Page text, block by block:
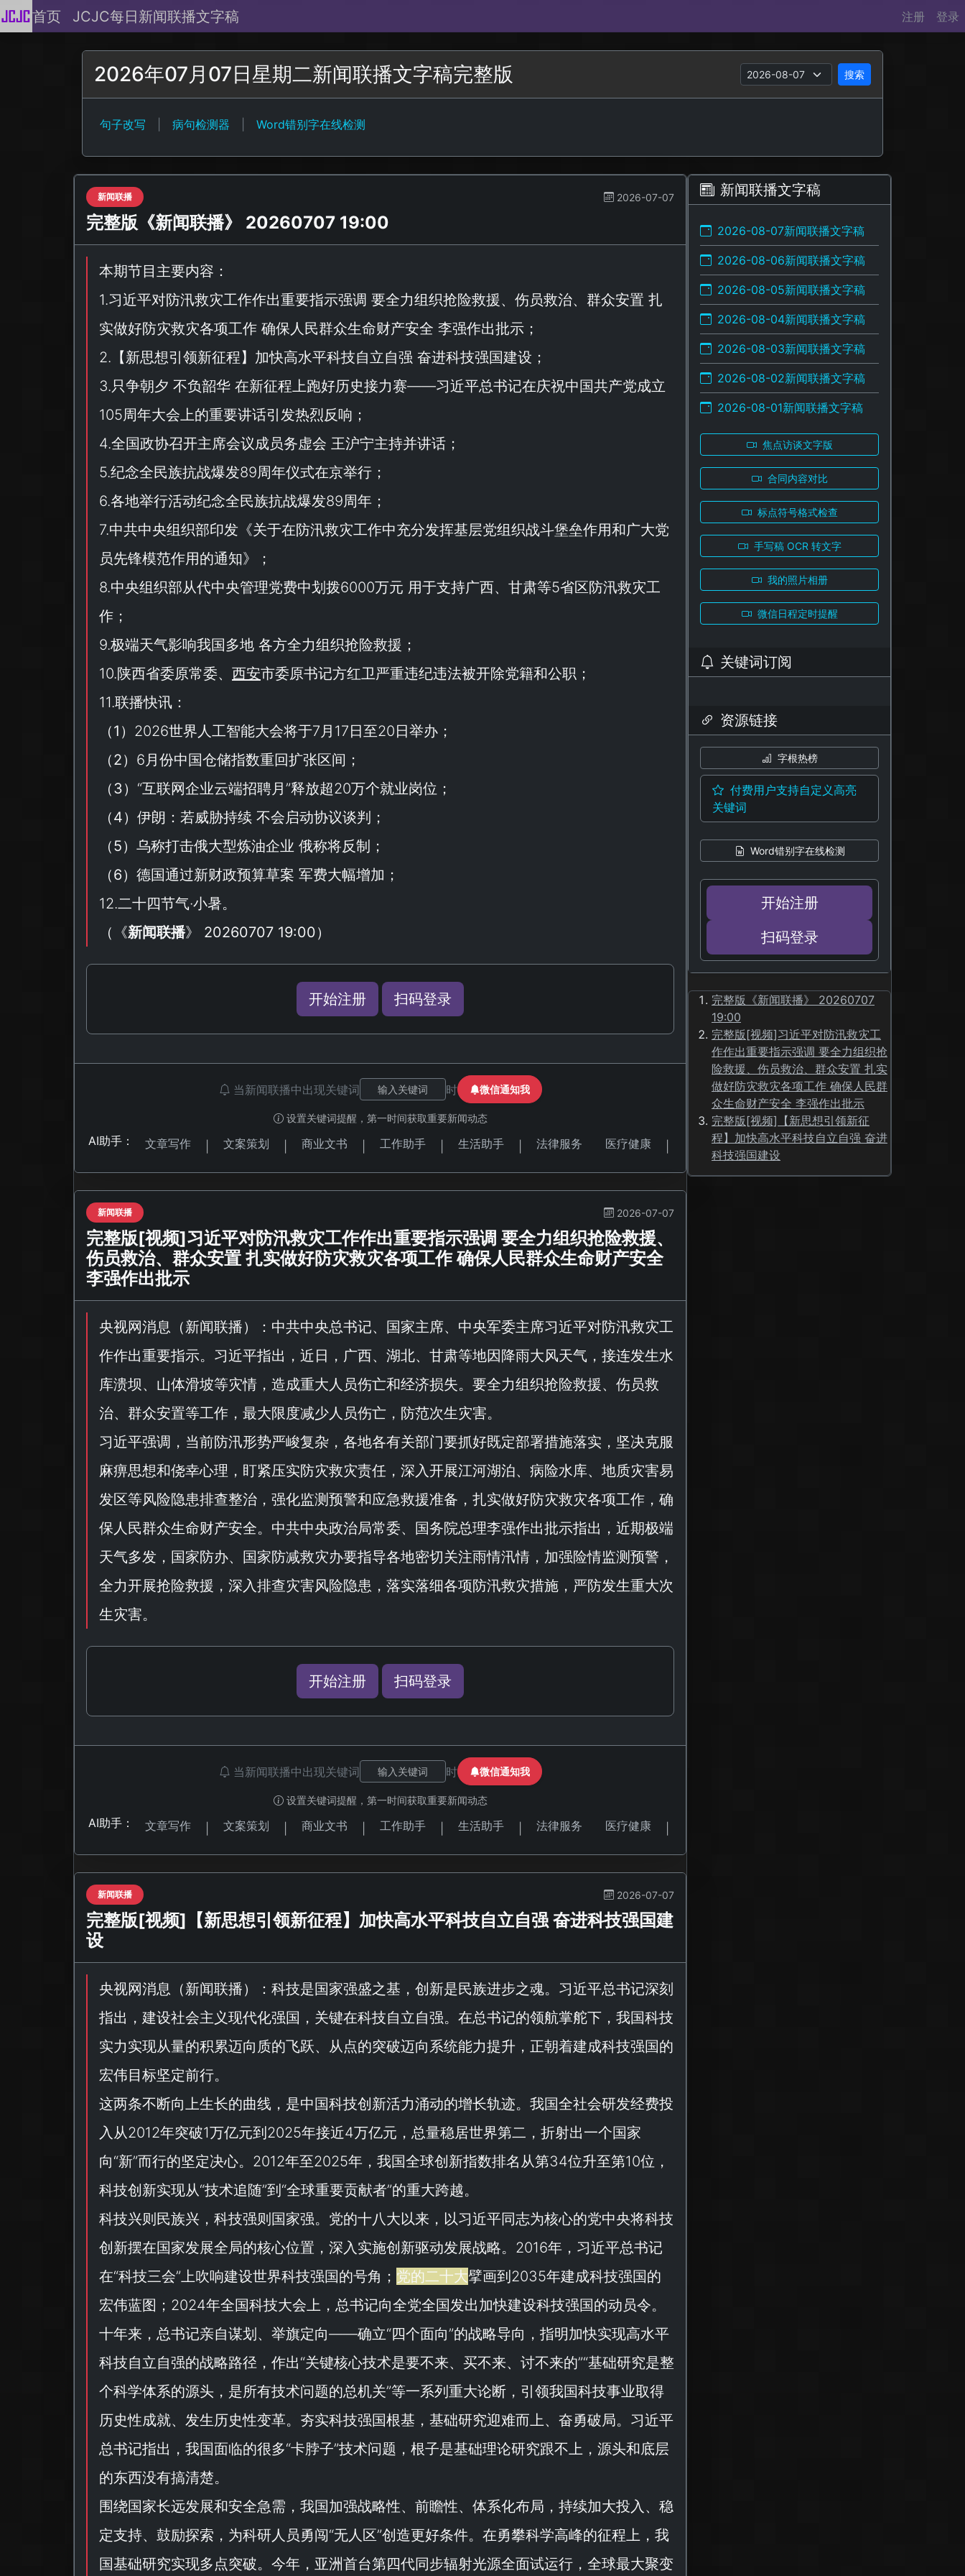
首页 JCJC每日新闻联播文字稿 注册 登录
2026年07月07日星期二新闻联播文字稿完整版 搜索
句子改写 病句检测器 Word错别字在线检测
新闻联播 2026-07-07
完整版《新闻联播》 20260707 19:00
本期节目主要内容：
1.习近平对防汛救灾工作作出重要指示强调 要全力组织抢险救援、伤员救治、群众安置 扎
实做好防灾救灾各项工作 确保人民群众生命财产安全 李强作出批示；
2.【新思想引领新征程】加快高水平科技自立自强 奋进科技强国建设；
3.只争朝夕 不负韶华 在新征程上跑好历史接力赛——习近平总书记在庆祝中国共产党成立
105周年大会上的重要讲话引发热烈反响；
4.全国政协召开主席会议成员务虚会 王沪宁主持并讲话；
5.纪念全民族抗战爆发89周年仪式在京举行；
6.各地举行活动纪念全民族抗战爆发89周年；
7.中共中央组织部印发《关于在防汛救灾工作中充分发挥基层党组织战斗堡垒作用和广大党
员先锋模范作用的通知》；
8.中央组织部从代中央管理党费中划拨6000万元 用于支持广西、甘肃等5省区防汛救灾工
作；
9.极端天气影响我国多地 各方全力组织抢险救援；
10.陕西省委原常委、 西安市委原书记方红卫严重违纪违法被开除党籍和公职；
11.联播快讯：
（1 ）2026世界人工智能大会将于7月17日至20日举办；
（2）6月份中国仓储指数重回扩张区间；
（3）“互联网企业云端招聘月”释放超20万个就业岗位；
（4）伊朗：若威胁持续 不会启动协议谈判；
（5）乌称打击俄大型炼油企业 俄称将反制；
（6）德国通过新财政预算草案 军费大幅增加；
12.二十四节气·小暑。
（ 《新闻联播》 20260707 19:00）
开始注册 扫码登录
当新闻联播中出现关键词 时 微信通知我
设置关键词提醒，第一时间获取重要新闻动态
AI助手： 文章写作 文案策划 商业文书 工作助手 生活助手 法律服务 医疗健康
新闻联播 2026-07-07
完整版[视频]习近平对防汛救灾工作作出重要指示强调 要全力组织抢险救援、
伤员救治、群众安置 扎实做好防灾救灾各项工作 确保人民群众生命财产安全
李强作出批示
央视网消息（新闻联播）：中共中央总书记、国家主席、中央军委主席习近平对防汛救灾工
作作出重要指示。习近平指出，近日，广西、湖北、甘肃等地因降雨大风天气，接连发生水
库溃坝、山体滑坡等灾情，造成重大人员伤亡和经济损失。要全力组织抢险救援、伤员救
治、群众安置等工作，最大限度减少人员伤亡，防范次生灾害。
习近平强调，当前防汛形势严峻复杂，各地各有关部门要抓好既定部署措施落实，坚决克服
麻痹思想和侥幸心理，盯紧压实防灾救灾责任，深入开展江河湖泊、病险水库、地质灾害易
发区等风险隐患排查整治，强化监测预警和应急救援准备，扎实做好防灾救灾各项工作，确
保人民群众生命财产安全。中共中央政治局常委、国务院总理李强作出批示指出，近期极端
天气多发，国家防办、国家防减救灾办要指导各地密切关注雨情汛情，加强险情监测预警，
全力开展抢险救援，深入排查灾害风险隐患，落实落细各项防汛救灾措施，严防发生重大次
生灾害。
开始注册 扫码登录
当新闻联播中出现关键词 时 微信通知我
设置关键词提醒，第一时间获取重要新闻动态
AI助手： 文章写作 文案策划 商业文书 工作助手 生活助手 法律服务 医疗健康
新闻联播 2026-07-07
完整版[视频]【新思想引领新征程】加快高水平科技自立自强 奋进科技强国建
设
央视网消息（新闻联播）：科技是国家强盛之基，创新是民族进步之魂。习近平总书记深刻
指出，建设社会主义现代化强国，关键在科技自立自强。在总书记的领航掌舵下，我国科技
实力实现从量的积累迈向质的飞跃、从点的突破迈向系统能力提升，正朝着建成科技强国的
宏伟目标坚定前行。
这两条不断向上生长的曲线，是中国科技创新活力涌动的增长轨迹。我国全社会研发经费投
入从2012年突破1万亿元到2025年接近4万亿元，总量稳居世界第二，折射出一个国家
向“新”而行的坚定决心。2012年至2025年，我国全球创新指数排名从第34位升至第10位，
科技创新实现从“技术追随”到“全球重要贡献者”的重大跨越。
科技兴则民族兴，科技强则国家强。党的十八大以来，以习近平同志为核心的党中央将科技
创新摆在国家发展全局的核心位置，深入实施创新驱动发展战略。2016年，习近平总书记
在“科技三会”上吹响建设世界科技强国的号角； 党的二十大擘画到2035年建成科技强国的
宏伟蓝图；2024年全国科技大会上，总书记向全党全国发出加快建设科技强国的动员令。
十年来，总书记亲自谋划、举旗定向——确立“四个面向”的战略导向，指明加快实现高水平
科技自立自强的战略路径，作出“关键核心技术是要不来、买不来、讨不来的”“基础研究是整
个科学体系的源头，是所有技术问题的总机关”等一系列重大论断，引领我国科技事业取得
历史性成就、发生历史性变革。夯实科技强国根基，基础研究迎难而上、奋勇破局。习近平
总书记指出，我国面临的很多“卡脖子”技术问题，根子是基础理论研究跟不上，源头和底层
的东西没有搞清楚。
围绕国家长远发展和安全急需，我国加强战略性、前瞻性、体系化布局，持续加大投入、稳
定支持、鼓励探索，为科研人员勇闯“无人区”创造更好条件。在勇攀科学高峰的征程上，我
国基础研究实现多点突破。今年，亚洲首台第四代同步辐射光源全面试运行，全球最大聚变
新闻联播文字稿
2026-08-07新闻联播文字稿
2026-08-06新闻联播文字稿
2026-08-05新闻联播文字稿
2026-08-04新闻联播文字稿
2026-08-03新闻联播文字稿
2026-08-02新闻联播文字稿
2026-08-01新闻联播文字稿
焦点访谈文字版
合同内容对比
标点符号格式检查
手写稿 OCR 转文字
我的照片相册
微信日程定时提醒
关键词订阅
资源链接
字根热榜
付费用户支持自定义高亮
关键词
Word错别字在线检测
开始注册
扫码登录
完整版《新闻联播》 20260707
19:00
完整版[视频]习近平对防汛救灾工
作作出重要指示强调 要全力组织抢
险救援、伤员救治、群众安置 扎实
做好防灾救灾各项工作 确保人民群
众生命财产安全 李强作出批示
完整版[视频]【新思想引领新征
程】加快高水平科技自立自强 奋进
科技强国建设